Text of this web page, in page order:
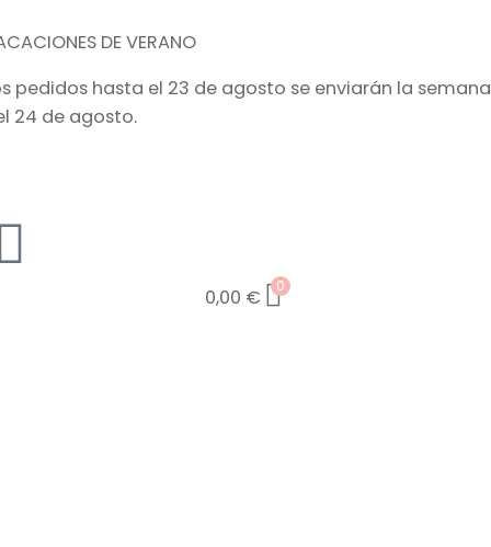
DE VERANO
pedidos hasta el 23 de agosto se enviarán la semana
24 de agosto.
0,00 € 0